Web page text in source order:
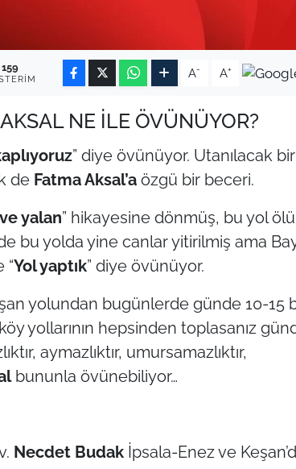
159 A- A+
NE İLE ÖVÜNÜYOR?
” diye övünüyor. Utanılacak bir
de Fatma Aksal’aözgü bir beceri.
yalan” hikayesine dönmüş, bu yol
bu yolda yine canlar yitirilmiş ama
“Yol yaptık” diye övünüyor.
yolundan bugünlerde günde 10-15
yollarının hepsinden toplasanız
aymazlıktır, umursamazlıktır,
bununla övünebiliyor…
Necdet Budakİpsala-Enez ve